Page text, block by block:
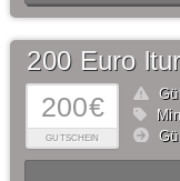
200€
GUTSCHEIN
200 Euro